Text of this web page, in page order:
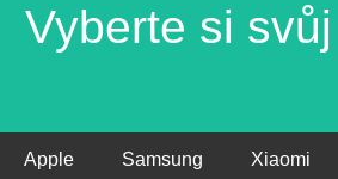
Vyberte si
Apple Samsung Xiaomi